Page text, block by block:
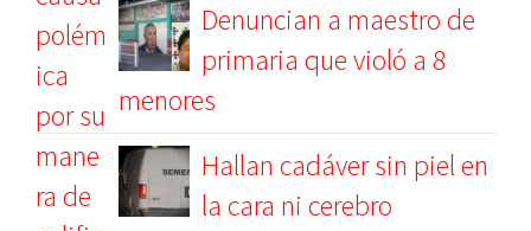
Denuncian a maestro de
primaria que violó a 8
menores
Hallan cadáver sin piel en
la cara ni cerebro